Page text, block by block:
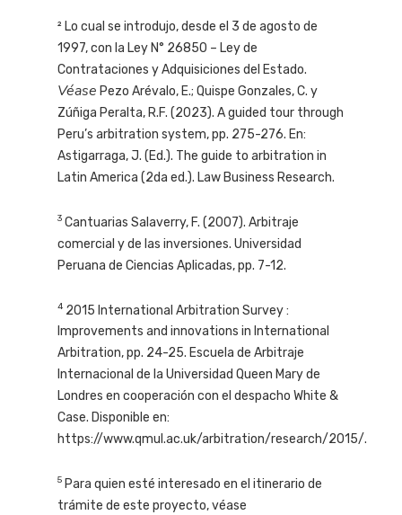
² Lo cual se introdujo, desde el 3 de agosto de
1997, con la Ley N° 26850 – Ley de
Contrataciones y Adquisiciones del Estado.
Véase Pezo Arévalo, E.; Quispe Gonzales, C. y
Zúñiga Peralta, R.F. (2023). A guided tour through
Peru’s arbitration system, pp. 275-276. En:
Astigarraga, J. (Ed.). The guide to arbitration in
Latin America (2da ed.). Law Business Research.
3 Cantuarias Salaverry, F. (2007). Arbitraje
comercial y de las inversiones. Universidad
Peruana de Ciencias Aplicadas, pp. 7-12.
4 2015 International Arbitration Survey :
Improvements and innovations in International
Arbitration, pp. 24-25. Escuela de Arbitraje
Internacional de la Universidad Queen Mary de
Londres en cooperación con el despacho White &
Case. Disponible en:
https://www.qmul.ac.uk/arbitration/research/2015/.
5 Para quien esté interesado en el itinerario de
trámite de este proyecto, véase